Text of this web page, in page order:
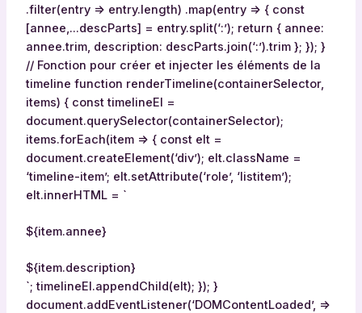
.filter(entry => entry.length) .map(entry => { const
[annee,…descParts] = entry.split(‘:’); return { annee:
annee.trim, description: descParts.join(‘:’).trim }; }); }
// Fonction pour créer et injecter les éléments de la
timeline function renderTimeline(containerSelector,
items) { const timelineEl =
document.querySelector(containerSelector);
items.forEach(item => { const elt =
document.createElement(‘div’); elt.className =
‘timeline-item’; elt.setAttribute(‘role’, ‘listitem’);
elt.innerHTML = `
${item.annee}
${item.description}
`; timelineEl.appendChild(elt); }); }
document.addEventListener(‘DOMContentLoaded’, =>